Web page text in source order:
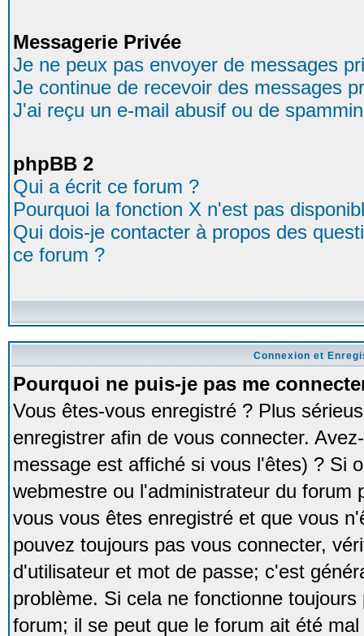
Messagerie Privée
Je ne peux pas envoyer de messages
Je continue de recevoir des messages
J'ai reçu un e-mail abusif ou de
phpBB 2
Qui a écrit ce forum ?
Pourquoi la fonction X n'est pas
Qui dois-je contacter à propos des
ce forum ?
Connexion et
Pourquoi ne puis-je pas me
Vous êtes-vous enregistré ? Plus
enregistrer afin de vous connecter.
message est affiché si vous l'êtes) ? Si
webmestre ou l'administrateur du forum
vous vous êtes enregistré et que vous
pouvez toujours pas vous connecter,
d'utilisateur et mot de passe; c'est
problème. Si cela ne fonctionne
forum; il se peut que le forum ait été